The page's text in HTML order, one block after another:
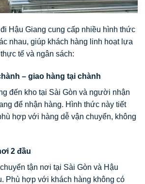
Hậu Giang cung cấp nhiều hình thức
nhau, giúp khách hàng linh hoạt lựa
tế và ngân sách:
– giao hàng tại chành
đến kho tại Sài Gòn và người nhận
để nhận hàng. Hình thức này tiết
hợp với hàng dễ vận chuyển, không
2 đầu
tận nơi tại Sài Gòn và Hậu
Phù hợp với khách hàng không có